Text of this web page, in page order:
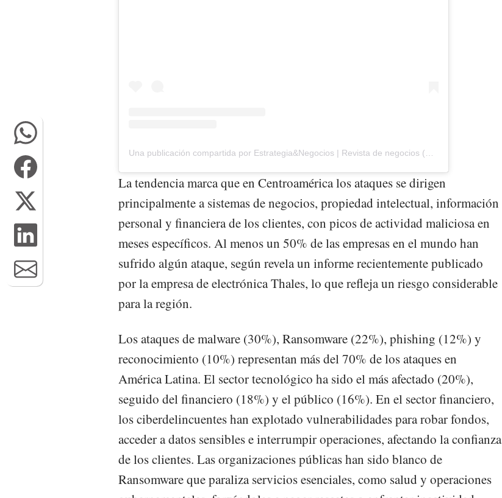
La tendencia marca que en Centroamérica los ataques se dirigen
principalmente a sistemas de negocios, propiedad intelectual, información
personal y financiera de los clientes, con picos de actividad maliciosa en
meses específicos. Al menos un 50% de las empresas en el mundo han
sufrido algún ataque, según revela un informe recientemente publicado
por la empresa de electrónica Thales, lo que refleja un riesgo considerable
para la región.
Los ataques de malware (30%), Ransomware (22%), phishing (12%) y
reconocimiento (10%) representan más del 70% de los ataques en
América Latina. El sector tecnológico ha sido el más afectado (20%),
seguido del financiero (18%) y el público (16%). En el sector financiero,
los ciberdelincuentes han explotado vulnerabilidades para robar fondos,
acceder a datos sensibles e interrumpir operaciones, afectando la confianza
de los clientes. Las organizaciones públicas han sido blanco de
Ransomware que paraliza servicios esenciales, como salud y operaciones